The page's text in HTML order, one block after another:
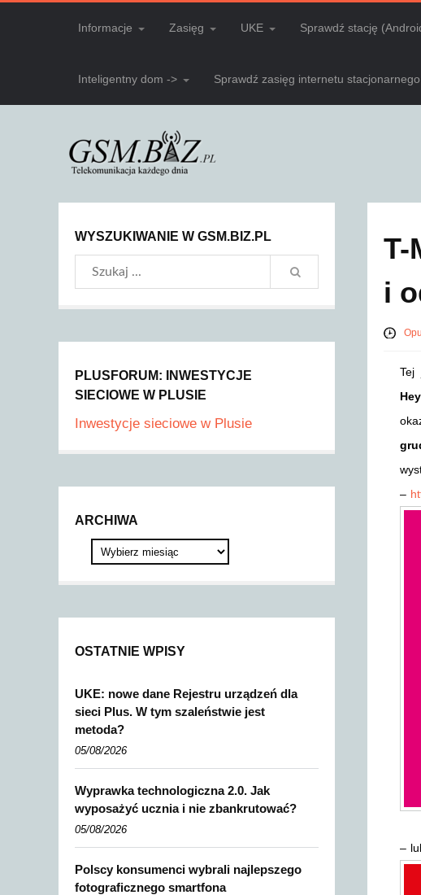
Informacje Zasięg UKE Sprawdź stację
Inteligentny dom -> Sprawdź zasięg internetu stacjonarnego
T-
i
Tej
–
–
WYSZUKIWANIE W GSM.BIZ.PL
PLUSFORUM: INWESTYCJE
SIECIOWE W PLUSIE
Inwestycje sieciowe w Plusie
ARCHIWA
OSTATNIE WPISY
UKE: nowe dane Rejestru urządzeń dla
sieci Plus. W tym szaleństwie jest
metoda?
05/08/2026
Wyprawka technologiczna 2.0. Jak
wyposażyć ucznia i nie zbankrutować?
05/08/2026
Polscy konsumenci wybrali najlepszego
fotograficznego smartfona